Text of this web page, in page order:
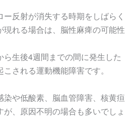
反射が消失する時期をしばらく
現れる場合は、脳性麻痺の可能性
ら生後4週間までの間に発生した
される運動機能障害です。
染や低酸素、脳血管障害、核黄疸
、原因不明の場合も多いでしょ